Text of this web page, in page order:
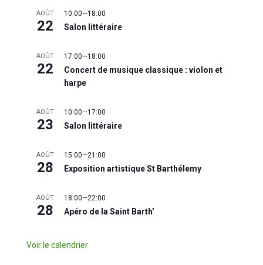
AOÛT
22
10:00—18:00
Salon littéraire
AOÛT
22
17:00—18:00
Concert de musique classique : violon et
harpe
AOÛT
23
10:00—17:00
Salon littéraire
AOÛT
28
15:00—21:00
Exposition artistique St Barthélemy
AOÛT
28
18:00—22:00
Apéro de la Saint Barth’
Voir le calendrier